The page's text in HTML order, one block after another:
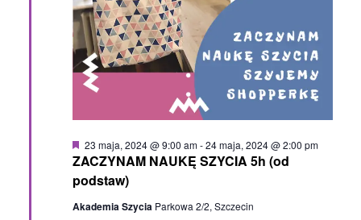
ZACZYNAM NAUKĘ SZYCIA 5h (od
podstaw)
Wyróżnione
23 maja, 2024 @ 9:00 am-24 maja, 2024 @ 2:00 pm
Akademia Szycia Parkowa 2/2, Szczecin